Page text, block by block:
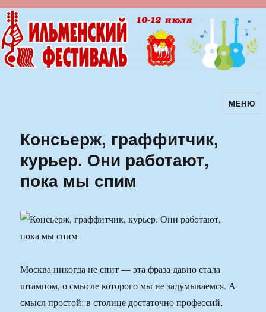
Ильменский фестиваль авторскойМЕНЮ
Консьерж, граффитчик,
курьер. Они работают,
пока мы спим
Москва никогда не спит — эта фраза давно стала
штампом, о смысле которого мы не задумываемся. А
смысл простой: в столице достаточно профессий,